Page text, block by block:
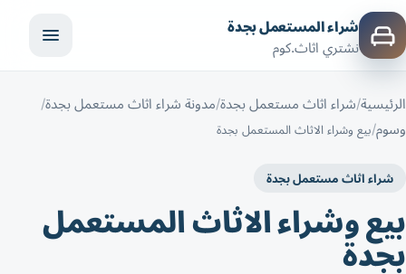
شراء المستعمل بجدة
نشتري اثاث.كوم
الرئيسية شراء اثاث مستعمل بجدة مدونة شراء اثاث مستعمل بجدة
وسوم بيع وشراء الاثاث المستعمل بجدة
شراء اثاث مستعمل بجدة
بيع وشراء الاثاث المستعمل
بجدة